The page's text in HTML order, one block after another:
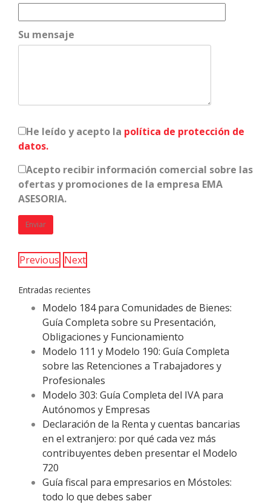
Su mensaje
He leído y acepto la política de protección de
datos.
Acepto recibir información comercial sobre las
ofertas y promociones de la empresa EMA
ASESORIA.
Previous Next
Entradas recientes
Modelo 184 para Comunidades de Bienes:
Guía Completa sobre su Presentación,
Obligaciones y Funcionamiento
Modelo 111 y Modelo 190: Guía Completa
sobre las Retenciones a Trabajadores y
Profesionales
Modelo 303: Guía Completa del IVA para
Autónomos y Empresas
Declaración de la Renta y cuentas bancarias
en el extranjero: por qué cada vez más
contribuyentes deben presentar el Modelo
720
Guía fiscal para empresarios en Móstoles:
todo lo que debes saber